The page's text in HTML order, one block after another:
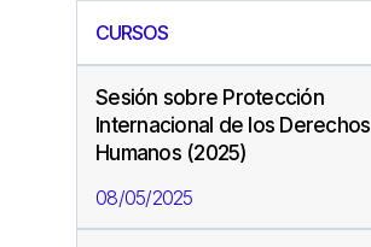
CURSOS
Sesión sobre Protección
Internacional de los Derechos
Humanos (2025)
08/05/2025